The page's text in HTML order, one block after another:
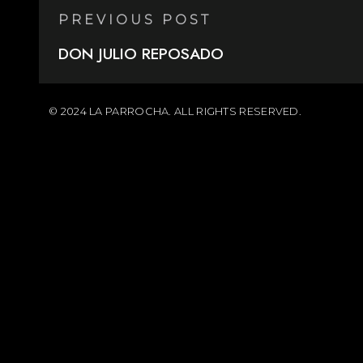
PREVIOUS POST
DON JULIO REPOSADO
© 2024 LA PARROCHA. ALL RIGHTS RESERVED.